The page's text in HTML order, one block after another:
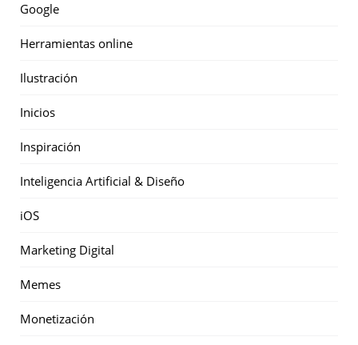
Google
Herramientas online
Ilustración
Inicios
Inspiración
Inteligencia Artificial & Diseño
iOS
Marketing Digital
Memes
Monetización